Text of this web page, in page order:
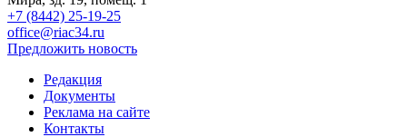
+7 (8442) 25-19-25
office@riac34.ru
Предложить новость
Редакция
Документы
Реклама на сайте
Контакты